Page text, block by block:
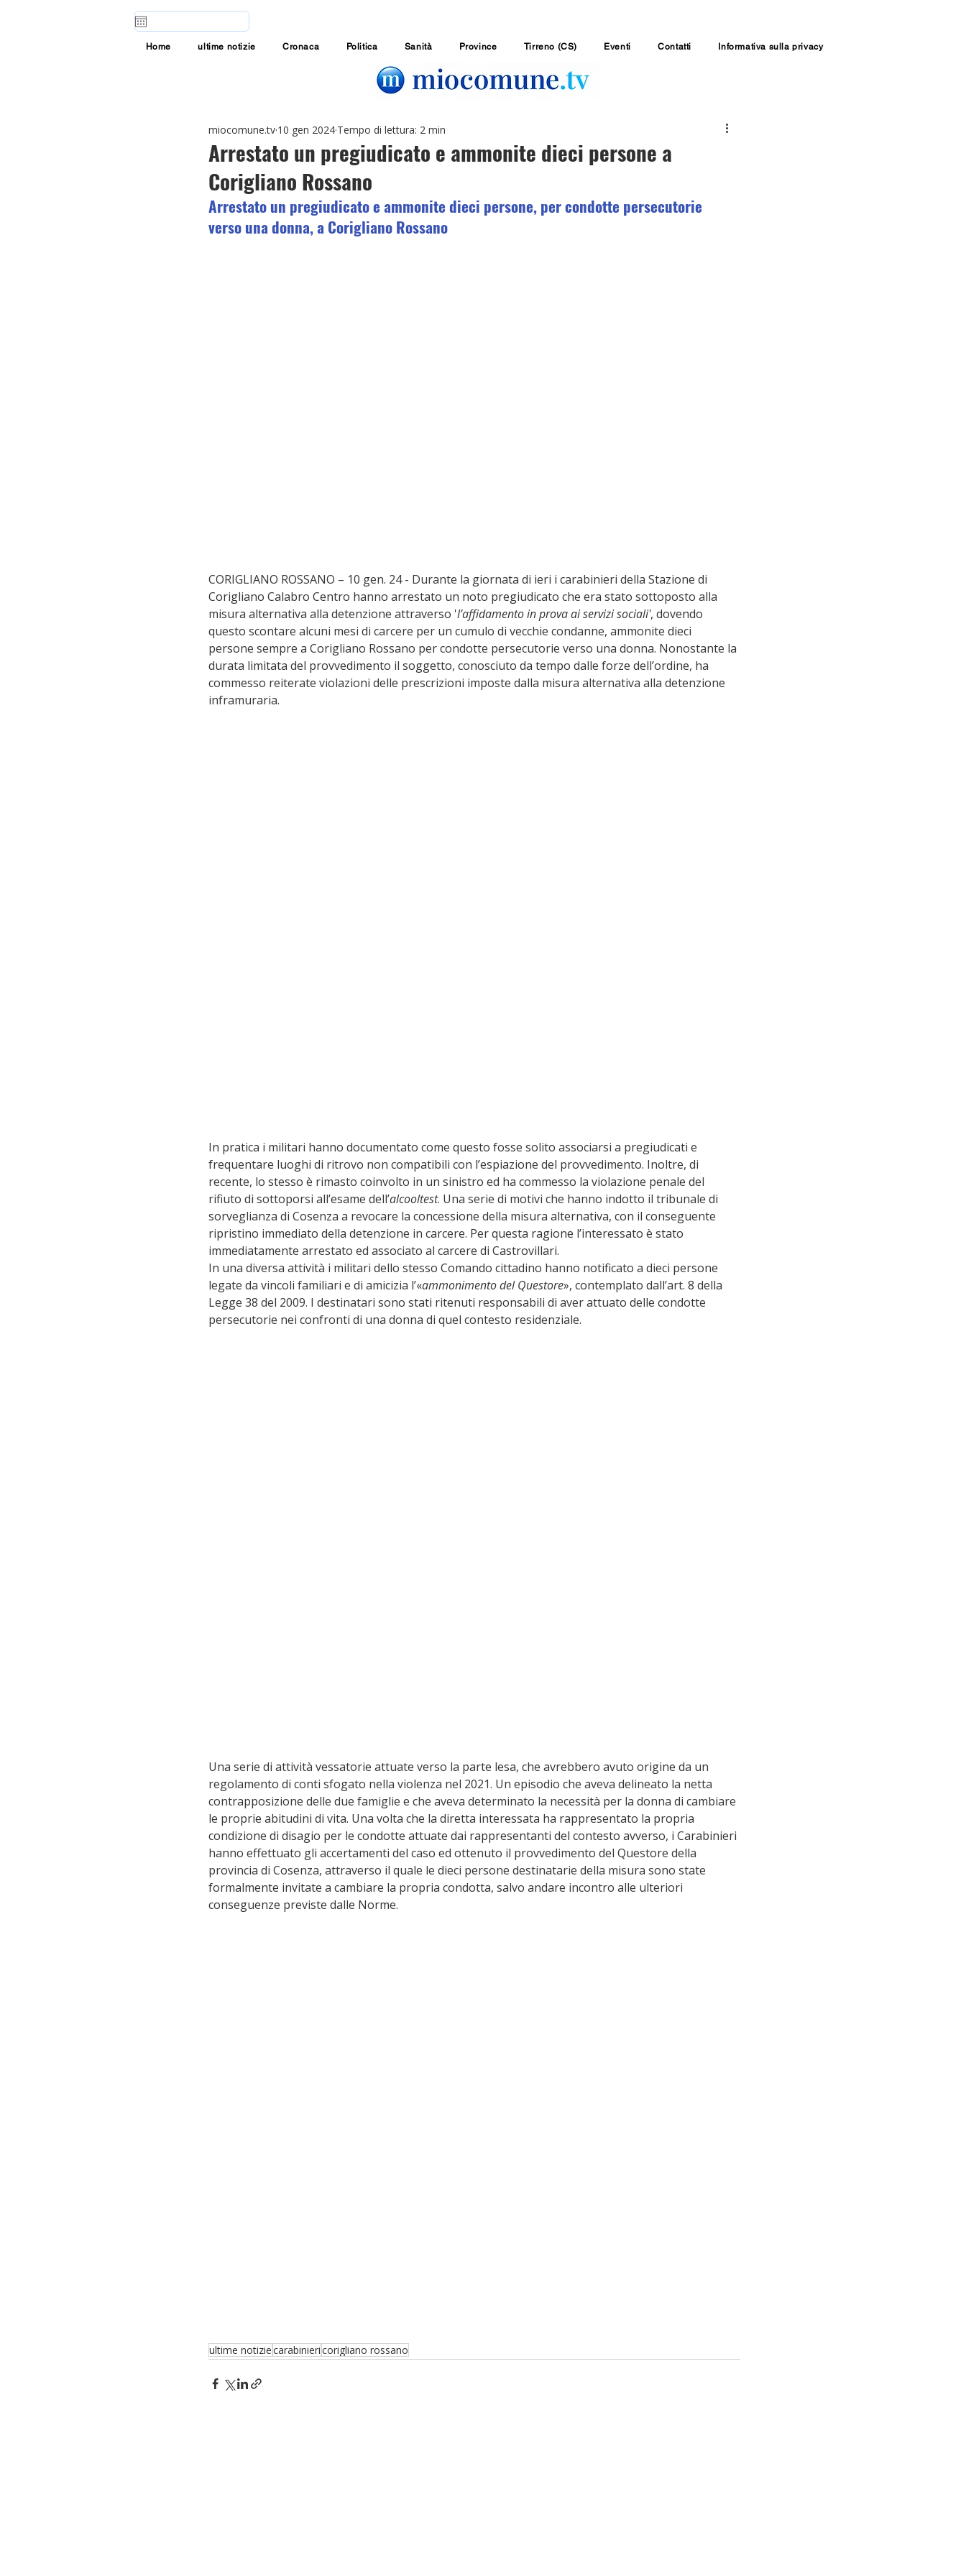
Home ultime notizie Cronaca Politica Sanità Province Tirreno (CS) Eventi Contatti Informativa sulla privacy
Arrestato un pregiudicato e ammonite dieci persone a
Corigliano Rossano
miocomune.tv 10 gen 2024 Tempo di lettura: 2 min
Arrestato un pregiudicato e ammonite dieci persone, per condotte persecutorie
verso una donna, a Corigliano Rossano
CORIGLIANO ROSSANO – 10 gen. 24 - Durante la giornata di ieri i carabinieri della Stazione di
Corigliano Calabro Centro hanno arrestato un noto pregiudicato che era stato sottoposto alla
misura alternativa alla detenzione attraverso 'l’affidamento in prova ai servizi sociali', dovendo
questo scontare alcuni mesi di carcere per un cumulo di vecchie condanne, ammonite dieci
persone sempre a Corigliano Rossano per condotte persecutorie verso una donna. Nonostante la
durata limitata del provvedimento il soggetto, conosciuto da tempo dalle forze dell’ordine, ha
commesso reiterate violazioni delle prescrizioni imposte dalla misura alternativa alla detenzione
inframuraria.
In pratica i militari hanno documentato come questo fosse solito associarsi a pregiudicati e
frequentare luoghi di ritrovo non compatibili con l’espiazione del provvedimento. Inoltre, di
recente, lo stesso è rimasto coinvolto in un sinistro ed ha commesso la violazione penale del
rifiuto di sottoporsi all’esame dell’alcooltest. Una serie di motivi che hanno indotto il tribunale di
sorveglianza di Cosenza a revocare la concessione della misura alternativa, con il conseguente
ripristino immediato della detenzione in carcere. Per questa ragione l’interessato è stato
immediatamente arrestato ed associato al carcere di Castrovillari.
In una diversa attività i militari dello stesso Comando cittadino hanno notificato a dieci persone
legate da vincoli familiari e di amicizia l’«ammonimento del Questore», contemplato dall’art. 8 della
Legge 38 del 2009. I destinatari sono stati ritenuti responsabili di aver attuato delle condotte
persecutorie nei confronti di una donna di quel contesto residenziale.
Una serie di attività vessatorie attuate verso la parte lesa, che avrebbero avuto origine da un
regolamento di conti sfogato nella violenza nel 2021. Un episodio che aveva delineato la netta
contrapposizione delle due famiglie e che aveva determinato la necessità per la donna di cambiare
le proprie abitudini di vita. Una volta che la diretta interessata ha rappresentato la propria
condizione di disagio per le condotte attuate dai rappresentanti del contesto avverso, i Carabinieri
hanno effettuato gli accertamenti del caso ed ottenuto il provvedimento del Questore della
provincia di Cosenza, attraverso il quale le dieci persone destinatarie della misura sono state
formalmente invitate a cambiare la propria condotta, salvo andare incontro alle ulteriori
conseguenze previste dalle Norme.
ultime notiziecarabiniericorigliano rossano